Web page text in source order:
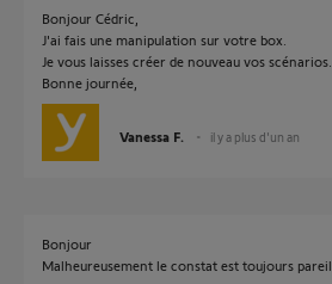
Bonjour Cédric,
J'ai fais une manipulation sur votre box.
Je vous laisses créer de nouveau vos scénarios.
Bonne journée,
Vanessa F. il y a plus d'un an
Bonjour
Malheureusement le constat est toujours pareil